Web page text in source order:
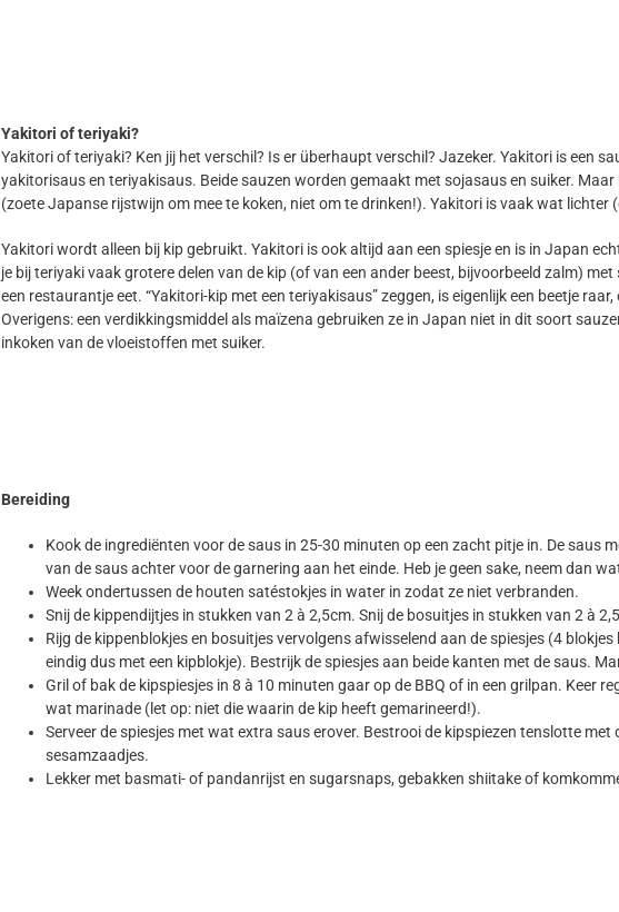
Yakitori of teriyaki?
Yakitori of teriyaki? Ken jij het verschil? Is er überhaupt verschil? Jazeker. Yakitori is een
yakitorisaus en teriyakisaus. Beide sauzen worden gemaakt met sojasaus en suiker.
(zoete Japanse rijstwijn om mee te koken, niet om te drinken!). Yakitori is vaak wat lichter
Yakitori wordt alleen bij kip gebruikt. Yakitori is ook altijd aan een spiesje en is in Japan
je bij teriyaki vaak grotere delen van de kip (of van een ander beest, bijvoorbeeld zalm)
een restaurantje eet. “Yakitori-kip met een teriyakisaus” zeggen, is eigenlijk een beetje
Overigens: een verdikkingsmiddel als maïzena gebruiken ze in Japan niet in dit soort
inkoken van de vloeistoffen met suiker.
Bereiding
Kook de ingrediënten voor de saus in 25-30 minuten op een zacht pitje in. De saus
van de saus achter voor de garnering aan het einde. Heb je geen sake, neem dan
Week ondertussen de houten satéstokjes in water in zodat ze niet verbranden.
Snij de kippendijtjes in stukken van 2 à 2,5cm. Snij de bosuitjes in stukken van 2 à
Rijg de kippenblokjes en bosuitjes vervolgens afwisselend aan de spiesjes (4
eindig dus met een kipblokje). Bestrijk de spiesjes aan beide kanten met de saus.
Gril of bak de kipspiesjes in 8 à 10 minuten gaar op de BBQ of in een grilpan. Keer
wat marinade (let op: niet die waarin de kip heeft gemarineerd!).
Serveer de spiesjes met wat extra saus erover. Bestrooi de kipspiezen tenslotte
sesamzaadjes.
Lekker met basmati- of pandanrijst en sugarsnaps, gebakken shiitake of